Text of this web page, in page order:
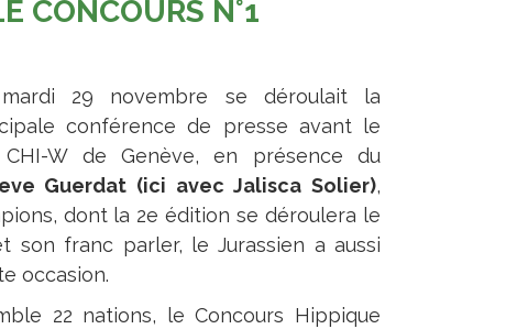
CONCOURS N°1
29 novembre se déroulait la
conférence de presse avant le
CHI-W de Genève, en présence du
Guerdat (ici avec Jalisca Solier),
dont la 2e édition se déroulera le
son franc parler, le Jurassien a aussi
occasion.
22 nations, le Concours Hippique